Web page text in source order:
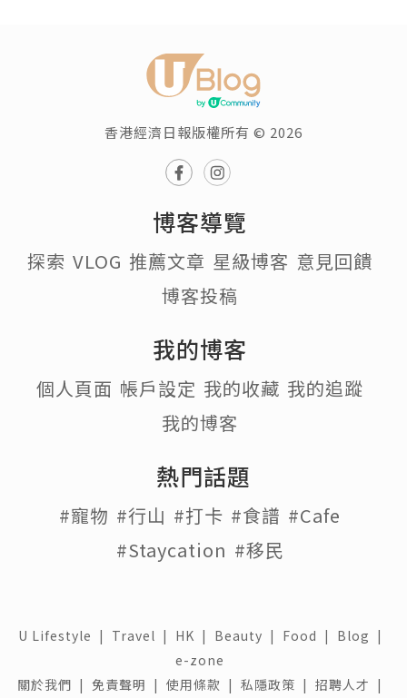
香港經濟日報版權所有 © 2026
博客導覽
探索 VLOG 推薦文章 星級博客 意見回饋
博客投稿
我的博客
個人頁面 帳戶設定 我的收藏 我的追蹤
我的博客
熱門話題
#寵物 #行山 #打卡 #食譜 #Cafe
#Staycation #移民
U Lifestyle | Travel | HK | Beauty | Food | Blog |
e-zone
關於我們 | 免責聲明 | 使用條款 | 私隱政策 | 招聘人才 |